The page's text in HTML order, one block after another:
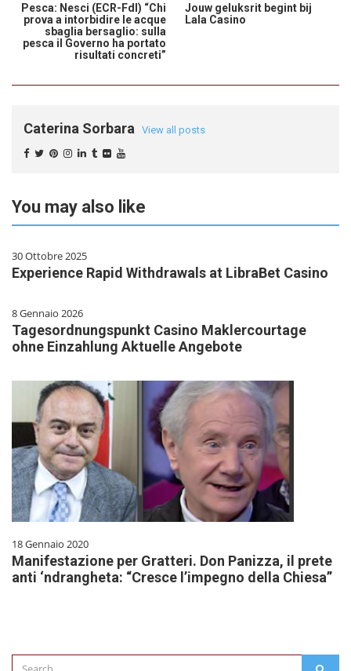
Pesca: Nesci (ECR-FdI) “Chi
prova a intorbidire le acque
sbaglia bersaglio: sulla
pesca il Governo ha portato
risultati concreti”
Jouw geluksrit begint bij
Lala Casino
Caterina Sorbara View all posts
You may also like
30 Ottobre 2025
Experience Rapid Withdrawals at LibraBet Casino
8 Gennaio 2026
Tagesordnungspunkt Casino Maklercourtage
ohne Einzahlung Aktuelle Angebote
18 Gennaio 2020
Manifestazione per Gratteri. Don Panizza, il prete
anti ‘ndrangheta: “Cresce l’impegno della Chiesa”
Search